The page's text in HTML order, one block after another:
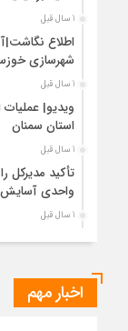
1 سال قبل
اطلاع
شهرسازی
1 سال قبل
ویدیو|
استان سمنان
1 سال قبل
واحدی آسایش
1 سال قبل
اطلاع نگاشت |
1 سال قبل
بررسی مسائل
اخبار مهم